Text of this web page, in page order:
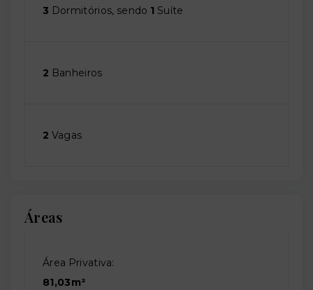
3 Dormitórios, sendo 1 Suíte
2 Banheiros
2 Vagas
Áreas
Área Privativa:
81,03m²